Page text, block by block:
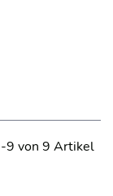
9 von 9 Artikel